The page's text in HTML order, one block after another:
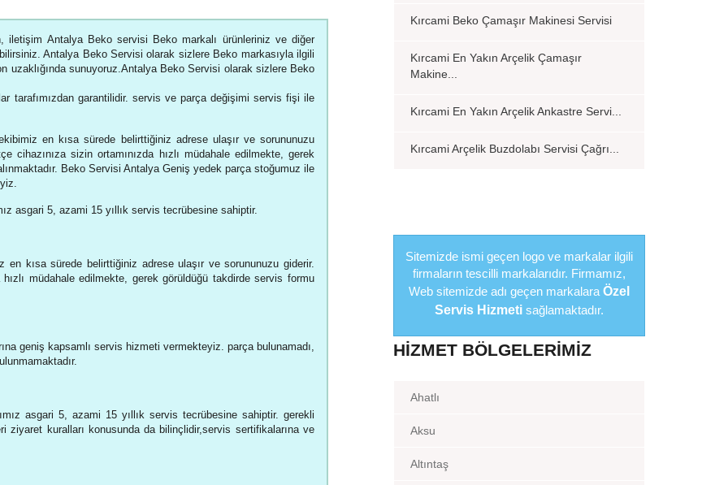
iletişim Antalya Beko servisi Beko markalı ürünleriniz ve diğer
Antalya Beko Servisi olarak sizlere Beko markasıyla ilgili
sunuyoruz.Antalya Beko Servisi olarak sizlere Beko
tarafımızdan garantilidir. servis ve parça değişimi servis fişi ile
en kısa sürede belirttiğiniz adrese ulaşır ve sorununuzu
sizin ortamınızda hızlı müdahale edilmekte, gerek
Beko Servisi Antalya Geniş yedek parça stoğumuz ile
asgari 5, azami 15 yıllık servis tecrübesine sahiptir.
kısa sürede belirttiğiniz adrese ulaşır ve sorununuzu giderir.
müdahale edilmekte, gerek görüldüğü takdirde servis formu
geniş kapsamlı servis hizmeti vermekteyiz. parça bulunamadı,
asgari 5, azami 15 yıllık servis tecrübesine sahiptir. gerekli
kuralları konusunda da bilinçlidir,servis sertifikalarına ve
Kırcami Beko Çamaşır Makinesi Servisi
Kırcami En Yakın Arçelik Çamaşır
Makine...
Kırcami En Yakın Arçelik Ankastre Servi...
Kırcami Arçelik Buzdolabı Servisi Çağrı...
Sitemizde ismi geçen logo ve markalar ilgili
firmaların tescilli markalarıdır. Firmamız,
Web sitemizde adı geçen markalara Özel
Servis Hizmeti sağlamaktadır.
HIZMET BÖLGELERIMIZ
Ahatlı
Aksu
Altıntaş